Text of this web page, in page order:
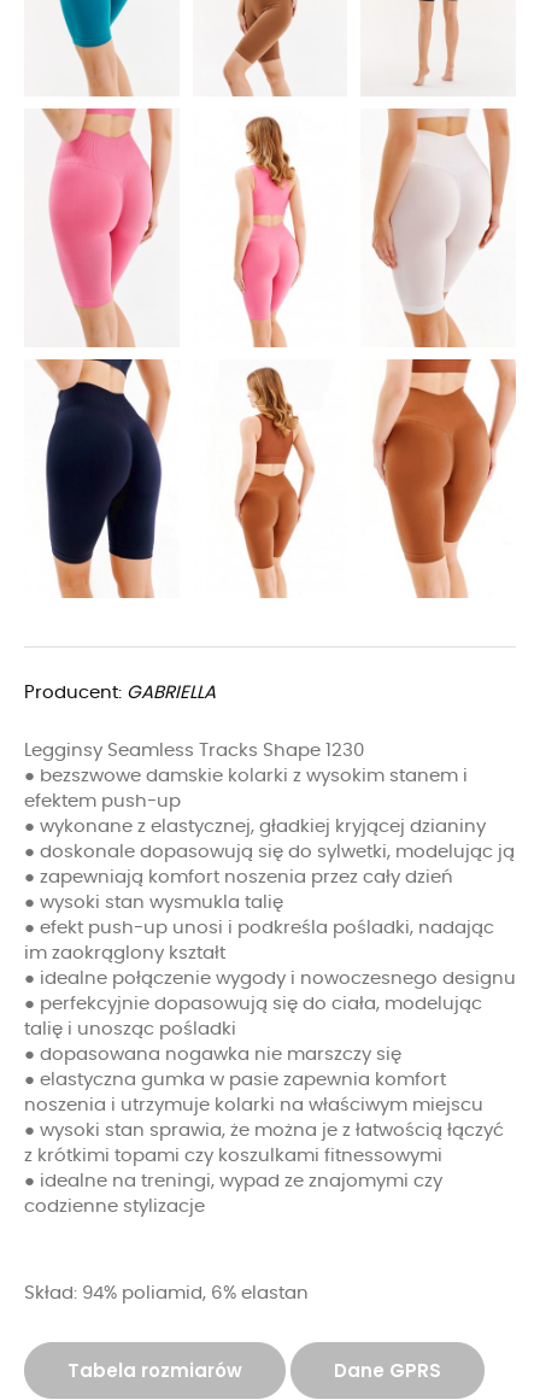
Producent: GABRIELLA
Legginsy Seamless Tracks Shape 1230
● bezszwowe damskie kolarki z wysokim stanem i
efektem push-up
● wykonane z elastycznej, gładkiej kryjącej dzianiny
● doskonale dopasowują się do sylwetki, modelując ją
● zapewniają komfort noszenia przez cały dzień
● wysoki stan wysmukla talię
● efekt push-up unosi i podkreśla pośladki, nadając
im zaokrąglony kształt
● idealne połączenie wygody i nowoczesnego designu
● perfekcyjnie dopasowują się do ciała, modelując
talię i unosząc pośladki
● dopasowana nogawka nie marszczy się
● elastyczna gumka w pasie zapewnia komfort
noszenia i utrzymuje kolarki na właściwym miejscu
● wysoki stan sprawia, że można je z łatwością łączyć
z krótkimi topami czy koszulkami fitnessowymi
● idealne na treningi, wypad ze znajomymi czy
codzienne stylizacje
Skład: 94% poliamid, 6% elastan
Tabela rozmiarów Dane GPRS